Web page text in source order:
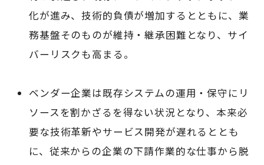
化が進み、技術的負債が増加するとともに、業
務基盤そのものが維持・継承困難となり、サイ
バーリスクも高まる。
ベンダー企業は既存システムの運用・保守にリ
ソースを割かざるを得ない状況となり、本来必
要な技術革新やサービス開発が遅れるととも
に、従来からの企業の下請作業的な仕事から脱